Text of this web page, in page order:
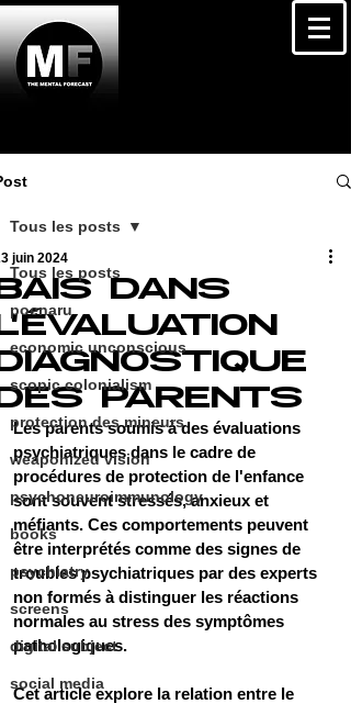
Tous les posts
poenaru
economic unconscious
scopic colonialism
protection des mineurs
weaponized vision
psychoneuroimmunology
books
psychiatry
screens
digital subject
social media
Tous les posts
DANS
PARENTS
juin 2024
Les parents soumis à des évaluations
psychiatriques dans le cadre de
procédures de protection de l'enfance
sont souvent stressés, anxieux et
méfiants. Ces comportements peuvent
être interprétés comme des signes de
troubles psychiatriques par des experts
non formés à distinguer les réactions
normales au stress des symptômes
pathologiques.
Cet article explore la relation entre le